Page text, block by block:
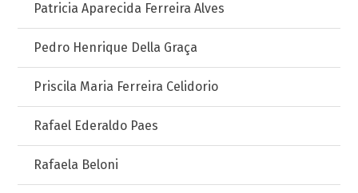
Patricia Aparecida Ferreira Alves
Pedro Henrique Della Graça
Priscila Maria Ferreira Celidorio
Rafael Ederaldo Paes
Rafaela Beloni